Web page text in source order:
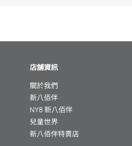
店舖資訊
關於我們
新八佰伴
NY8 新八佰伴
兒童世界
新八佰伴特賣店